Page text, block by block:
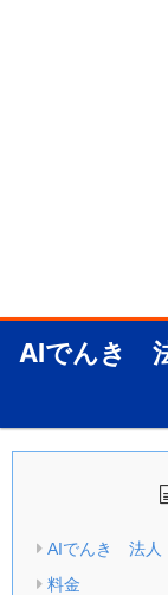
AIでんき
AIでんき 法人
料金